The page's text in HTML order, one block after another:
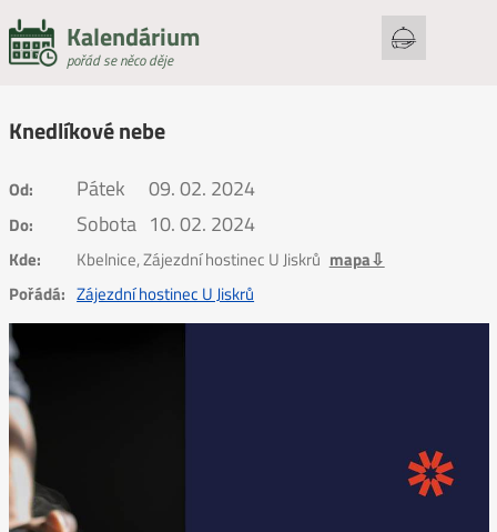
Kalendárium
pořád se něco děje
Knedlíkové nebe
Od: Pátek 09. 02. 2024
Do: Sobota 10. 02. 2024
Kde: Kbelnice, Zájezdní hostinec U Jiskrů mapa⇩
Pořádá: Zájezdní hostinec U Jiskrů